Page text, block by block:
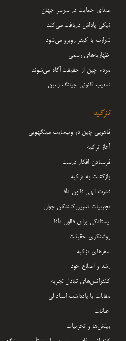
صدای حمایت در سراسر جهان
نیکی پاداش دریافت می‌کند
شرارت با کیفر روبرو می‌شود
اظهاریه‌های رسمی
مردم چین از حقیقت آگاه می‌شوند
تعقیب قانونی جیانگ زمین
تزکیه
فاهویی چین در وب‌سایت مینگهویی
آغاز تزکیه
فرستادن افکار درست
بازگشت به تزکیه
قدرت الهی فالون دافا
تجربیات تمرین‌کنندگان جوان
ایستادگی برای فالون دافا
روشنگری حقیقت
سفرهای تزکیه
رشد و اصلاح خود
کنفرانس‌های تبادل تجربه
مقالات با یادداشت‌ استاد لی
اعلانات
بینش‌ها و تجربیات